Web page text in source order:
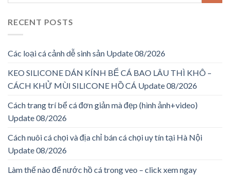
RECENT POSTS
Các loại cá cảnh dễ sinh sản Update 08/2026
KEO SILICONE DÁN KÍNH BỂ CÁ BAO LÂU THÌ KHÔ –
CÁCH KHỬ MÙI SILICONE HỒ CÁ Update 08/2026
Cách trang trí bể cá đơn giản mà đẹp (hình ảnh+video)
Update 08/2026
Cách nuôi cá chọi và địa chỉ bán cá chọi uy tín tại Hà Nội
Update 08/2026
Làm thế nào để nước hồ cá trong veo – click xem ngay